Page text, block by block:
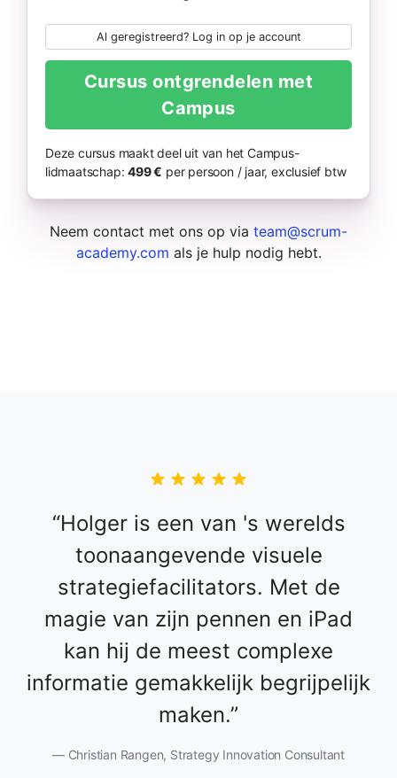
Al geregistreerd? Log in op je account
Cursus ontgrendelen met
Campus
Deze cursus maakt deel uit van het Campus-
lidmaatschap: 499 € per persoon / jaar, exclusief btw
Neem contact met ons op via team@scrum-
academy.com als je hulp nodig hebt.
Holger is een van 's werelds
toonaangevende visuele
strategiefacilitators. Met de
magie van zijn pennen en iPad
kan hij de meest complexe
informatie gemakkelijk begrijpelijk
maken.
Christian Rangen, Strategy Innovation Consultant